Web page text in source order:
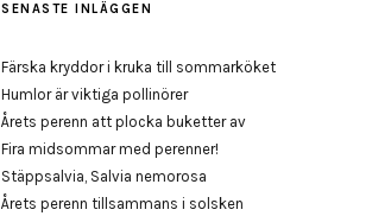
SENASTE INLÄGGEN
Färska kryddor i kruka till sommarköket
Humlor är viktiga pollinörer
Årets perenn att plocka buketter av
Fira midsommar med perenner!
Stäppsalvia, Salvia nemorosa
Årets perenn tillsammans i solsken